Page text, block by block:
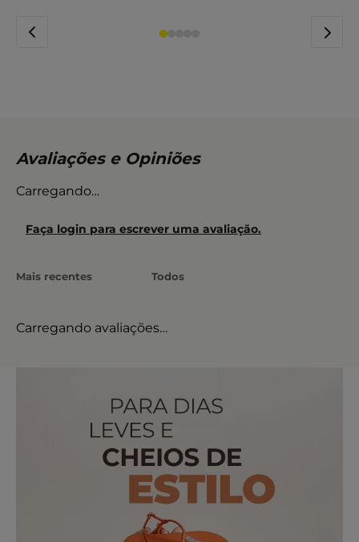
Carregando…
Faça login para escrever uma avaliação.
Mais recentes Todos
Carregando avaliações…